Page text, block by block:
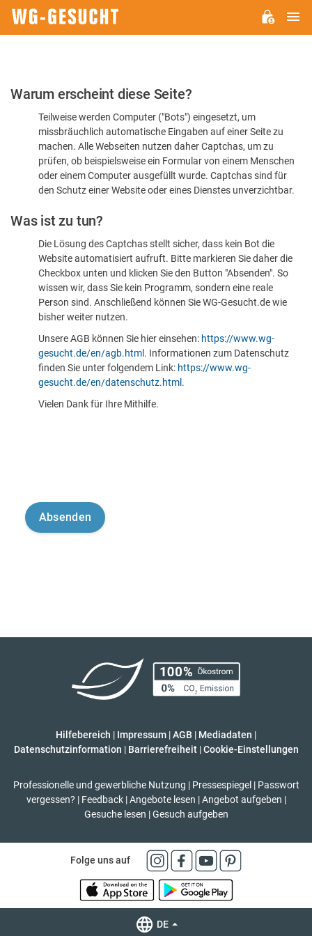
Bitte
dass
sind
Warum erscheint diese Seite?
Teilweise werden Computer ("Bots") eingesetzt, um
missbräuchlich automatische Eingaben auf einer Seite zu
machen. Alle Webseiten nutzen daher Captchas, um zu
prüfen, ob beispielsweise ein Formular von einem Menschen
oder einem Computer ausgefüllt wurde. Captchas sind für
den Schutz einer Website oder eines Dienstes unverzichtbar.
Was ist zu tun?
Die Lösung des Captchas stellt sicher, dass kein Bot die
Website automatisiert aufruft. Bitte markieren Sie daher die
Checkbox unten und klicken Sie den Button "Absenden". So
wissen wir, dass Sie kein Programm, sondern eine reale
Person sind. Anschließend können Sie WG-Gesucht.de wie
bisher weiter nutzen.
Unsere AGB können Sie hier einsehen: https://www.wg-
gesucht.de/en/agb.html . Informationen zum Datenschutz
finden Sie unter folgendem Link: https://www.wg-
gesucht.de/en/datenschutz.html .
Vielen Dank für Ihre Mithilfe.
Hilfebereich | Impressum |AGB | Mediadaten |
Datenschutzinformation | Barrierefreiheit | Cookie-Einstellungen
Professionelle und gewerbliche Nutzung | Pressespiegel | Passwort
vergessen? | Feedback | Angebote lesen | Angebot aufgeben |
Gesuche lesen | Gesuch aufgeben
Folge uns auf
DE